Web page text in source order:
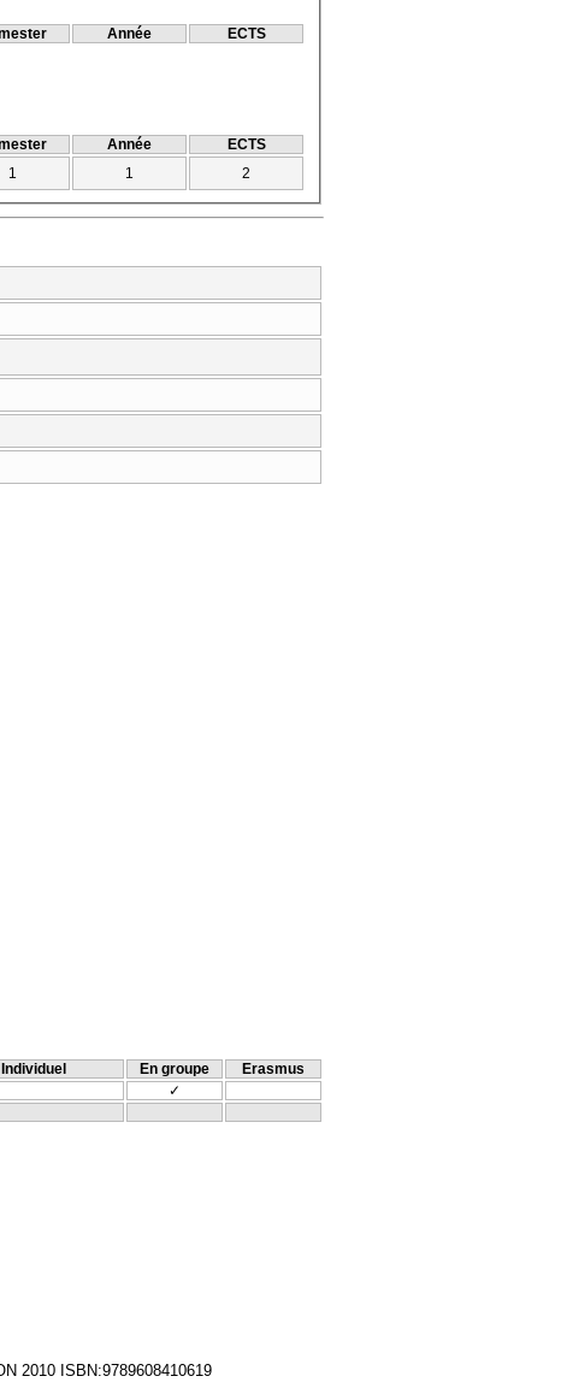
Année ECTS
Année
ECTS
1 1 2
Individuel En groupe
Erasmus
✓
ISBN:9789608410619